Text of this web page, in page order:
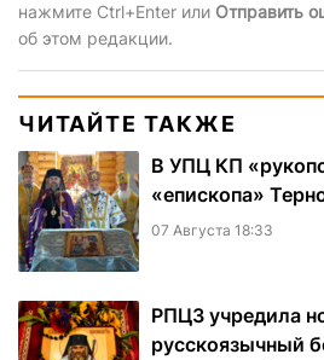
нажмите Ctrl+Enter или Отправить
об этом редакции.
ЧИТАЙТЕ ТАКЖЕ
В УПЦ КП
«епископа»
07 Августа 18:33
РПЦЗ учредила
русскоязычный